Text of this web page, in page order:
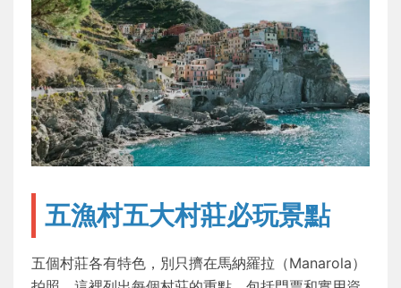
五漁村五大村莊必玩景點
五個村莊各有特色，別只擠在馬納羅拉（Manarola）